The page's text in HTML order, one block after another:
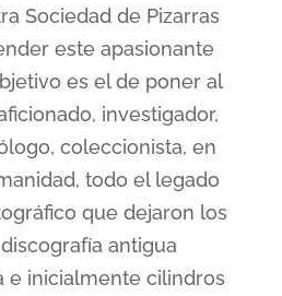
Sociedad de Pizarras
este apasionante
es el de poner al
investigador,
coleccionista, en
todo el legado
que dejaron los
antigua
e inicialmente cilindros